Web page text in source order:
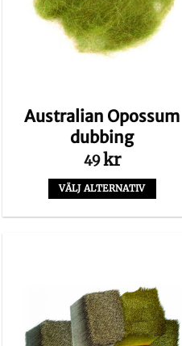
Australian Opossum
dubbing
49kr
VÄLJ ALTERNATIV
varianter.
De
olika